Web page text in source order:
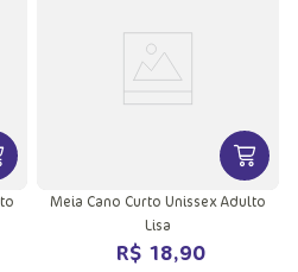
MAIS INFORMAÇÕES DOVER
Meia Cano Curto Unissex Adulto
Lisa
R$ 18,90